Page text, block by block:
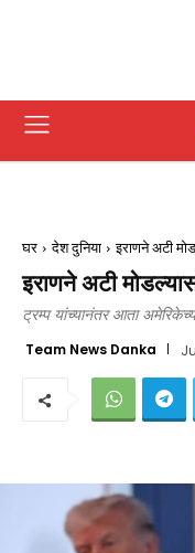
घर देश दुनिया इराणने अटी
इराणने अटी
ट्रम्प यांच्यानंतर आता
Team News Danka